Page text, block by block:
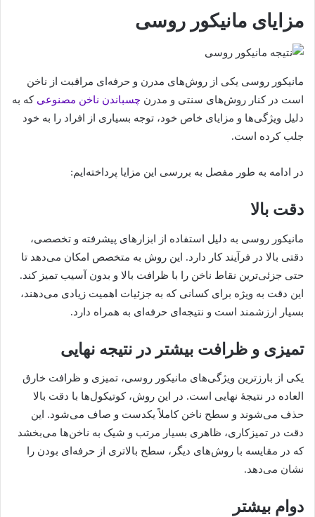
مزایای مانیکور روسی
مانیکور روسی یکی از روش‌های مدرن و حرفه‌ای مراقبت از ناخن
است در کنار روش‌های سنتی و مدرن چسباندن ناخن مصنوعی که به
دلیل ویژگی‌ها و مزایای خاص خود، توجه بسیاری از افراد را به خود
جلب کرده است.
در ادامه به طور مفصل به بررسی این مزایا پرداخته‌ایم:
دقت بالا
مانیکور روسی به دلیل استفاده از ابزارهای پیشرفته و تخصصی،
دقتی بالا در فرآیند کار دارد. این روش به متخصص امکان می‌دهد تا
حتی جزئی‌ترین نقاط ناخن را با ظرافت بالا و بدون آسیب تمیز کند.
این دقت به ویژه برای کسانی که به جزئیات اهمیت زیادی می‌دهند،
بسیار ارزشمند است و نتیجه‌ای حرفه‌ای به همراه دارد.
تمیزی و ظرافت بیشتر در نتیجه نهایی
یکی از بارزترین ویژگی‌های مانیکور روسی، تمیزی و ظرافت خارق
العاده در نتیجۀ نهایی است. در این روش، کوتیکول‌ها با دقت بالا
حذف می‌شوند و سطح ناخن کاملاً یکدست و صاف می‌شود. این
دقت در تمیزکاری، ظاهری بسیار مرتب و شیک به ناخن‌ها می‌بخشد
که در مقایسه با روش‌های دیگر، سطح بالاتری از حرفه‌ای بودن را
نشان می‌دهد.
دوام بیشتر